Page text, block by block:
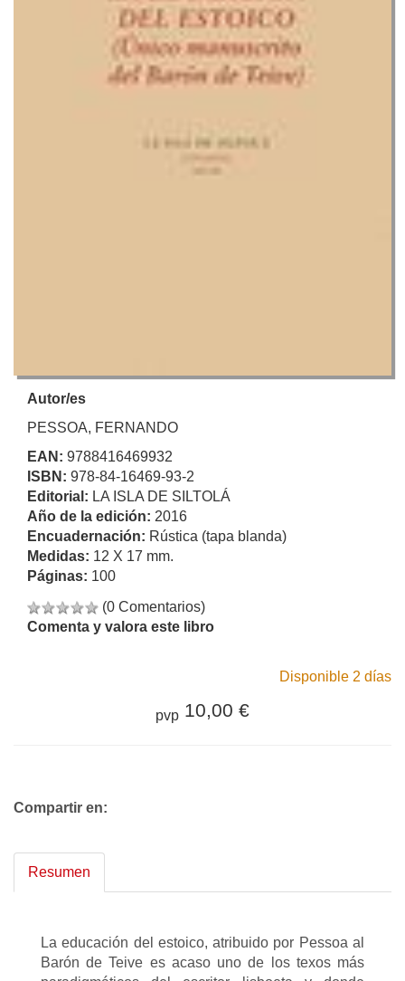
Autor/es
PESSOA, FERNANDO
EAN: 9788416469932
ISBN: 978-84-16469-93-2
Editorial: LA ISLA DE SILTOLÁ
Año de la edición: 2016
Encuadernación: Rústica (tapa blanda)
Medidas: 12 X 17 mm.
Páginas: 100
(0 Comentarios)
Comenta y valora este libro
Disponible 2 días
pvp 10,00 €
Compartir en:
Resumen
La educación del estoico, atribuido por Pessoa al
Barón de Teive es acaso uno de los texos más